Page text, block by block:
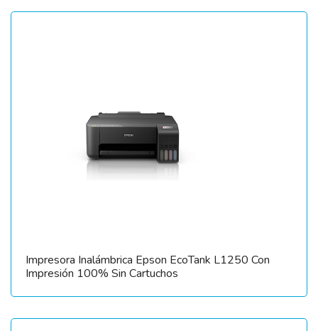
Impresora Inalámbrica Epson EcoTank L1250 Con
Impresión 100% Sin Cartuchos